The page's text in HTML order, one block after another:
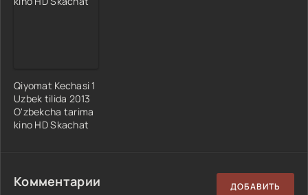
Qiyomat Kechasi 1
Uzbek tilida 2013
O'zbekcha tarima
kino HD Skachat
Комментарии ДОБАВИТЬ